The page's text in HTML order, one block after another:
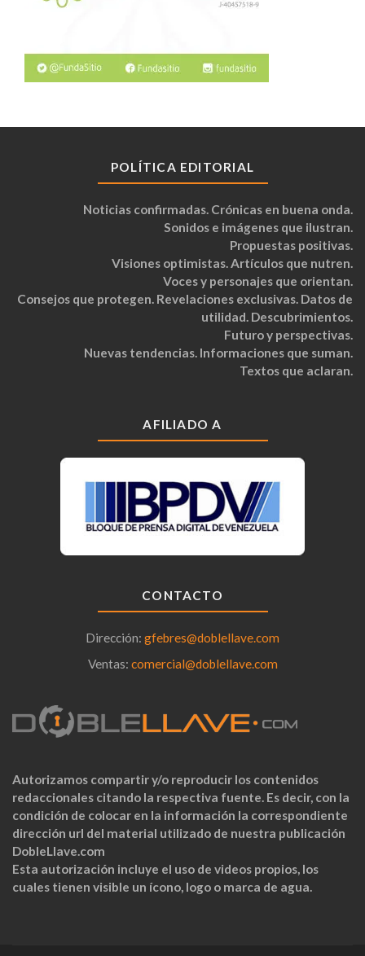
POLÍTICA EDITORIAL
Noticias confirmadas. Crónicas en buena onda.
Sonidos e imágenes que ilustran.
Propuestas positivas.
Visiones optimistas. Artículos que nutren.
Voces y personajes que orientan.
Consejos que protegen. Revelaciones exclusivas. Datos de
utilidad. Descubrimientos.
Futuro y perspectivas.
Nuevas tendencias. Informaciones que suman.
Textos que aclaran.
AFILIADO A
CONTACTO
Dirección: gfebres@doblellave.com
Ventas: comercial@doblellave.com
Autorizamos compartir y/o reproducir los contenidos
redaccionales citando la respectiva fuente. Es decir, con la
condición de colocar en la información la correspondiente
dirección url del material utilizado de nuestra publicación
DobleLlave.com
Esta autorización incluye el uso de videos propios, los
cuales tienen visible un ícono, logo o marca de agua.